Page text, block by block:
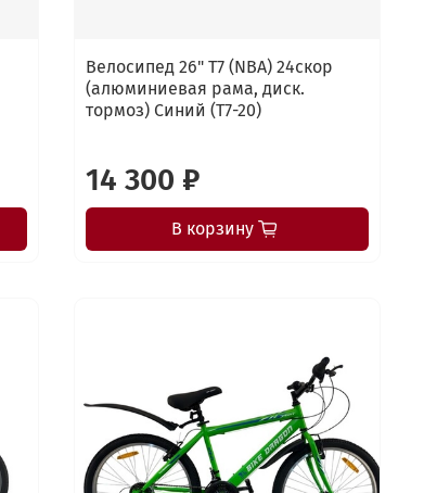
Велосипед 26" Т7 (NBA) 24скор
(алюминиевая рама, диск.
тормоз) Синий (T7-20)
14 300 ₽
В корзину